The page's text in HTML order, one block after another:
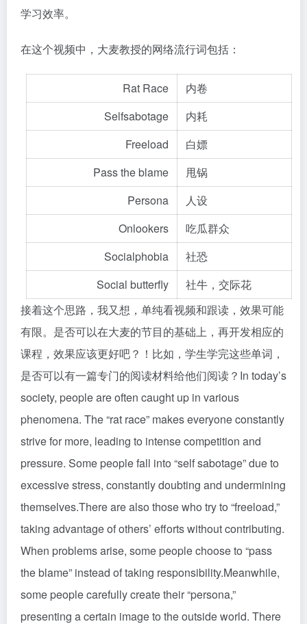
学习效率。
在这个视频中，大麦教授的网络流行词包括：
Rat Race
内卷
Selfsabotage
内耗
Freeload
白嫖
Pass the blame
甩锅
Persona
人设
Onlookers
吃瓜群众
Socialphobia
社恐
Social butterfly
社牛，交际花
接着这个思路，我又想，单纯看视频和跟读，效果可能
有限。是否可以在大麦的节目的基础上，再开发相应的
课程，效果应该更好吧？！比如，学生学完这些单词，
是否可以有一篇专门的阅读材料给他们阅读？In today’s
society, people are often caught up in various
phenomena. The “rat race” makes everyone constantly
strive for more, leading to intense competition and
pressure. Some people fall into “self sabotage” due to
excessive stress, constantly doubting and undermining
themselves.There are also those who try to “freeload,”
taking advantage of others’ efforts without contributing.
When problems arise, some people choose to “pass
the blame” instead of taking responsibility.Meanwhile,
some people carefully create their “persona,”
presenting a certain image to the outside world. There